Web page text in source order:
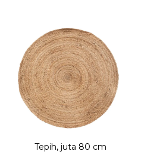
Tepih, juta 80 cm